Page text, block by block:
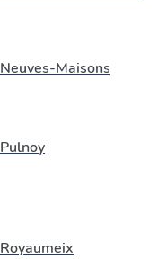
Neuves-Maisons
Pulnoy
Royaumeix